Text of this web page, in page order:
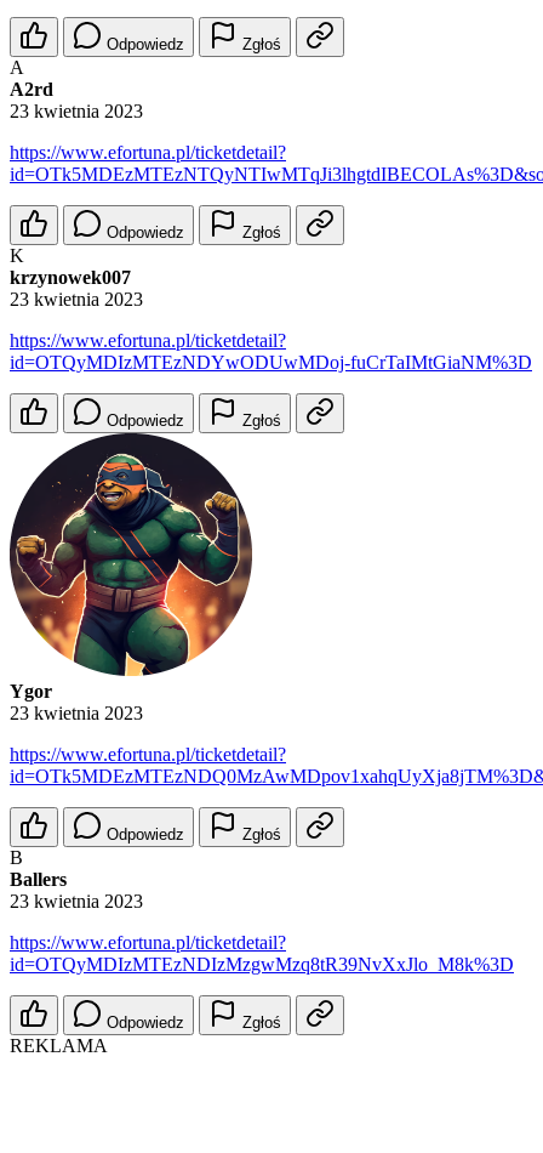
Odpowiedz Zgłoś
A
A2rd
23 kwietnia 2023
https://www.efortuna.pl/ticketdetail?
Odpowiedz Zgłoś
K
krzynowek007
23 kwietnia 2023
https://www.efortuna.pl/ticketdetail?
id=OTQyMDIzMTEzNDYwODUwMDoj-fuCrTaIMtGiaNM%3D
Odpowiedz Zgłoś
Ygor
23 kwietnia 2023
https://www.efortuna.pl/ticketdetail?
Odpowiedz Zgłoś
B
Ballers
23 kwietnia 2023
https://www.efortuna.pl/ticketdetail?
id=OTQyMDIzMTEzNDIzMzgwMzq8tR39NvXxJlo_M8k%3D
Odpowiedz Zgłoś
REKLAMA